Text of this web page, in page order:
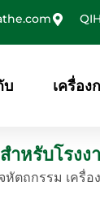
บ เครื่อง
ำหรับโรง
ถกรรม เครื่อ